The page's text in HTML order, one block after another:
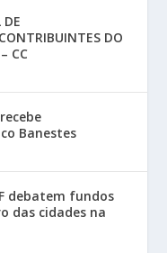
DE
DO
CC
Banestes
debatem fundos
das cidades na